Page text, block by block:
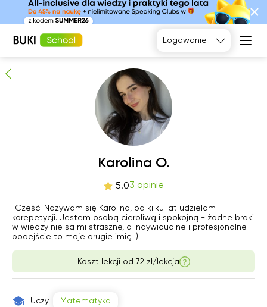
Matematyka
Język polski
Język
angielski
Język
francuski
Język
hiszpański
Logowanie
Karolina O. 3 osób poleca
Karolina O.
5.03 opinie
"Cześć! Nazywam się Karolina, od kilku lat udzielam
korepetycji. Jestem osobą cierpliwą i spokojną - żadne braki
w wiedzy nie są mi straszne, a indywidualne i profesjonalne
podejście to moje drugie imię :)."
Koszt lekcji od 72 zł/lekcja
Uczy
Matematyka
pon
wto
Brak
dostępnych
terminów
21:00 20:00